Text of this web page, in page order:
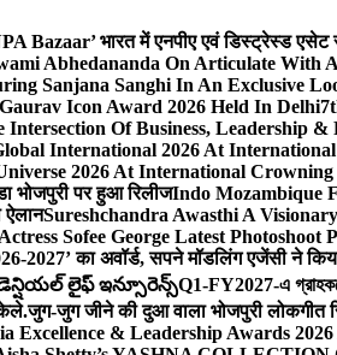
Bazaar’ भारत में एनपीए एवं डिस्ट्रेस्ड एसेट
Abhedananda On Articulate With
Sanjana Sanghi In An Exclusive
Icon Award 2026 Held In Delhi
Of Business, Leadership &
International 2026 At
2026 At International
भोजपुरी पर हुआ रिलीजIndo Mozambique
ऐलानSureshchandra Awasthi A
Sofee George Latest Photoshoot
2027’ का अवॉर्ड, सपने मॉडलिंग एजेंसी ने
లైఫ్ ఇన్సూరెన్స్Q1-FY2027-এ
केले.जुग-जुग जीने की दुआ वाला भोजपुरी लोकगीत
Excellence & Leadership Awards